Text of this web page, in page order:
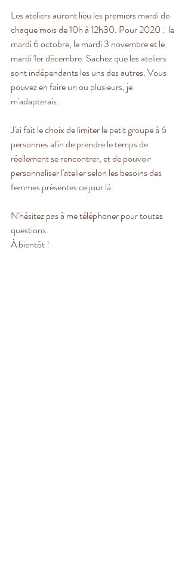
Les ateliers auront lieu les premiers mardi de
chaque mois de 10h à 12h30. Pour 2020 :  le
mardi 6 octobre, le mardi 3 novembre et le
mardi 1er décembre. Sachez que les ateliers
sont indépendants les uns des autres. Vous
pouvez en faire un ou plusieurs, je
m'adapterais.
J'ai fait le choix de limiter le petit groupe à 6
personnes afin de prendre le temps de
réellement se rencontrer, et de pouvoir
personnaliser l'atelier selon les besoins des
femmes présentes ce jour là.
N'hésitez pas à me téléphoner pour toutes
questions.
À bientôt !